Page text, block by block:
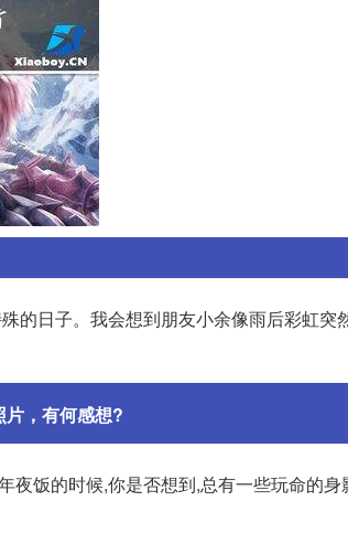
的日子。我会想到朋友小余像雨后彩虹突
，有何感想?
夜饭的时候,你是否想到,总有一些玩命的